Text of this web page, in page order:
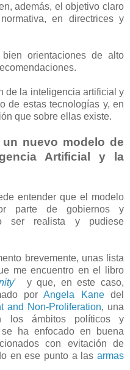
además, el objetivo claro
en directrices y
orientaciones de alto
de la inteligencia artificial y
de estas tecnologías y, en
que sobre ellas existe.
nuevo modelo de
Artificial y la
entender que el modelo
parte de gobiernos y
ser realista y pudiese
brevemente, unas lista
me encuentro en el libro
' y que, en este caso,
porAngela Kanedel
and Non-Proliferation, una
los ámbitos políticos y
ha enfocado en buena
con evitación de
en ese punto a las armas